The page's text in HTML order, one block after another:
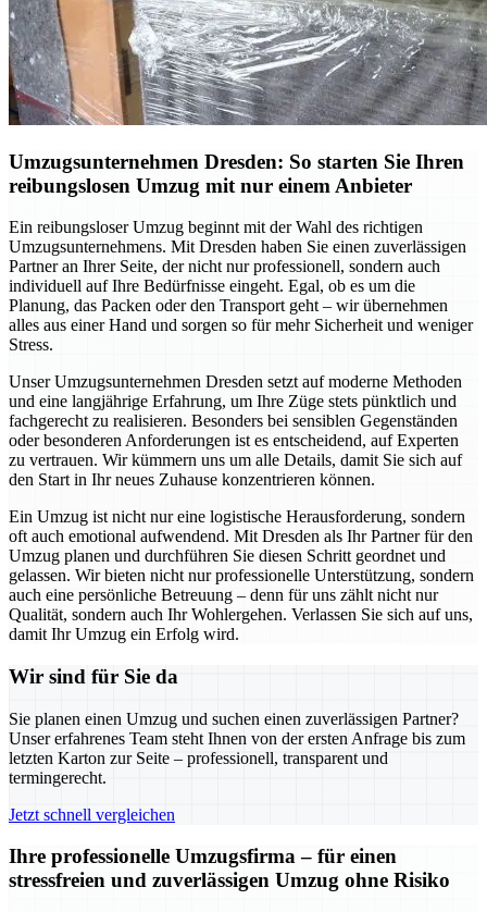
Umzugsunternehmen Dresden: So starten Sie Ihren
reibungslosen Umzug mit nur einem Anbieter
Ein reibungsloser Umzug beginnt mit der Wahl des richtigen
Umzugsunternehmens. Mit Dresden haben Sie einen zuverlässigen
Partner an Ihrer Seite, der nicht nur professionell, sondern auch
individuell auf Ihre Bedürfnisse eingeht. Egal, ob es um die
Planung, das Packen oder den Transport geht – wir übernehmen
alles aus einer Hand und sorgen so für mehr Sicherheit und weniger
Stress.
Unser Umzugsunternehmen Dresden setzt auf moderne Methoden
und eine langjährige Erfahrung, um Ihre Züge stets pünktlich und
fachgerecht zu realisieren. Besonders bei sensiblen Gegenständen
oder besonderen Anforderungen ist es entscheidend, auf Experten
zu vertrauen. Wir kümmern uns um alle Details, damit Sie sich auf
den Start in Ihr neues Zuhause konzentrieren können.
Ein Umzug ist nicht nur eine logistische Herausforderung, sondern
oft auch emotional aufwendend. Mit Dresden als Ihr Partner für den
Umzug planen und durchführen Sie diesen Schritt geordnet und
gelassen. Wir bieten nicht nur professionelle Unterstützung, sondern
auch eine persönliche Betreuung – denn für uns zählt nicht nur
Qualität, sondern auch Ihr Wohlergehen. Verlassen Sie sich auf uns,
damit Ihr Umzug ein Erfolg wird.
Wir sind für Sie da
Sie planen einen Umzug und suchen einen zuverlässigen Partner?
Unser erfahrenes Team steht Ihnen von der ersten Anfrage bis zum
letzten Karton zur Seite – professionell, transparent und
termingerecht.
Jetzt schnell vergleichen
Ihre professionelle Umzugsfirma – für einen
stressfreien und zuverlässigen Umzug ohne Risiko